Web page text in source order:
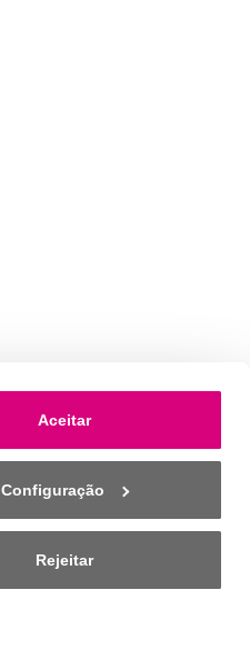
Aceitar
Configuração
Rejeitar